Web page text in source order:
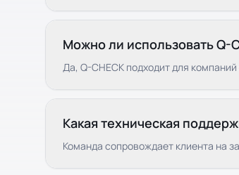
Можно ли использовать Q-
Да, Q-CHECK подходит для
Какая техническая
Команда сопровождает клиента на